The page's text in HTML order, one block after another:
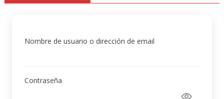
Nombre de usuario o dirección de email
Contraseña